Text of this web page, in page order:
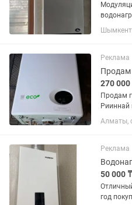
10-12
Оптом
Реклама
270
Продам
Рииннай
Алматы,
Реклама
50 000
год